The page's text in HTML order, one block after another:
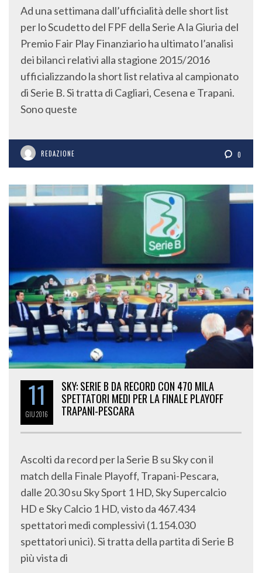
Ad una settimana dall’ufficialità delle short list
per lo Scudetto del FPF della Serie A la Giuria del
Premio Fair Play Finanziario ha ultimato l’analisi
dei bilanci relativi alla stagione 2015/2016
ufficializzando la short list relativa al campionato
di Serie B. Si tratta di Cagliari, Cesena e Trapani.
Sono queste
REDAZIONE 0
11
GIU2016
SKY: SERIE B DA RECORD CON 470 MILA
SPETTATORI MEDI PER LA FINALE PLAYOFF
TRAPANI-PESCARA
Ascolti da record per la Serie B su Sky con il
match della Finale Playoff, Trapani-Pescara,
dalle 20.30 su Sky Sport 1 HD, Sky Supercalcio
HD e Sky Calcio 1 HD, visto da 467.434
spettatori medi complessivi (1.154.030
spettatori unici). Si tratta della partita di Serie B
più vista di